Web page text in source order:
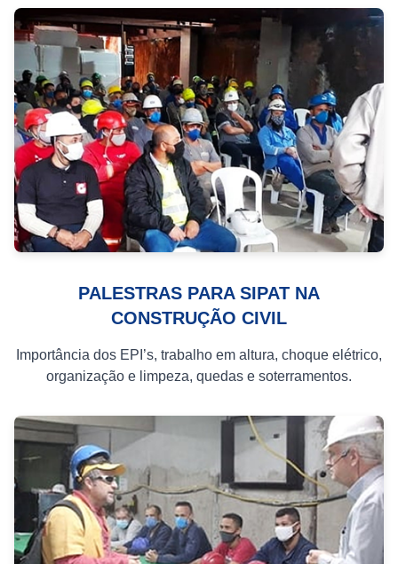
PALESTRAS PARA SIPAT NA
CONSTRUÇÃO CIVIL
Importância dos EPI’s, trabalho em altura, choque elétrico,
organização e limpeza, quedas e soterramentos.